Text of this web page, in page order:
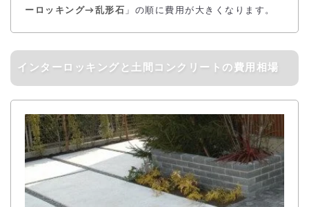
ーロッキング→乱形石 」の順に費用が大きくなります。
インターロッキングと土間コンクリートの費用相場